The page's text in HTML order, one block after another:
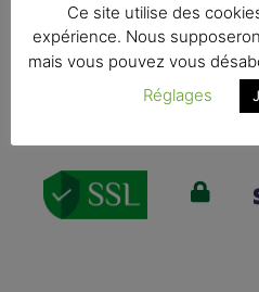
Paiements
Ce site utilise des
expérience. Nous
mais vous pouvez vous
Réglages